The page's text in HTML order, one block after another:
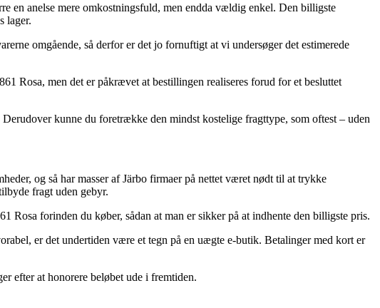
en anelse mere omkostningsfuld, men endda vældig enkel. Den billigste
lager.
omgående, så derfor er det jo fornuftigt at vi undersøger det estimerede
Rosa, men det er påkrævet at bestillingen realiseres forud for et besluttet
kunne du foretrække den mindst kostelige fragttype, som oftest – uden
og så har masser af Järbo firmaer på nettet været nødt til at trykke
fragt uden gebyr.
Rosa forinden du køber, sådan at man er sikker på at indhente den billigste pris.
er det undertiden være et tegn på en uægte e-butik. Betalinger med kort er
efter at honorere beløbet ude i fremtiden.